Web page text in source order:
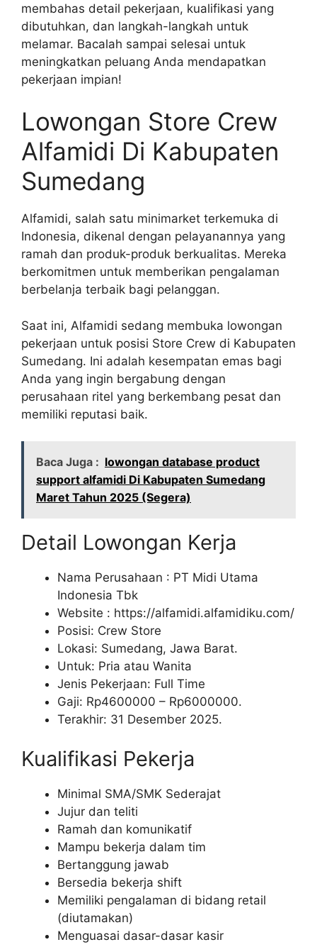
membahas detail pekerjaan, kualifikasi yang
dibutuhkan, dan langkah-langkah untuk
melamar. Bacalah sampai selesai untuk
meningkatkan peluang Anda mendapatkan
pekerjaan impian!
Lowongan Store Crew
Alfamidi Di Kabupaten
Sumedang
Alfamidi, salah satu minimarket terkemuka di
Indonesia, dikenal dengan pelayanannya yang
ramah dan produk-produk berkualitas. Mereka
berkomitmen untuk memberikan pengalaman
berbelanja terbaik bagi pelanggan.
Saat ini, Alfamidi sedang membuka lowongan
pekerjaan untuk posisi Store Crew di Kabupaten
Sumedang. Ini adalah kesempatan emas bagi
Anda yang ingin bergabung dengan
perusahaan ritel yang berkembang pesat dan
memiliki reputasi baik.
Baca Juga : lowongan database product
support alfamidi Di Kabupaten Sumedang
Maret Tahun 2025 (Segera)
Detail Lowongan Kerja
Nama Perusahaan : PT Midi Utama
Indonesia Tbk
Website : https://alfamidi.alfamidiku.com/
Posisi: Crew Store
Lokasi: Sumedang, Jawa Barat.
Untuk: Pria atau Wanita
Jenis Pekerjaan: Full Time
Gaji: Rp4600000 – Rp6000000.
Terakhir: 31 Desember 2025.
Kualifikasi Pekerja
Minimal SMA/SMK Sederajat
Jujur dan teliti
Ramah dan komunikatif
Mampu bekerja dalam tim
Bertanggung jawab
Bersedia bekerja shift
Memiliki pengalaman di bidang retail
(diutamakan)
Menguasai dasar-dasar kasir